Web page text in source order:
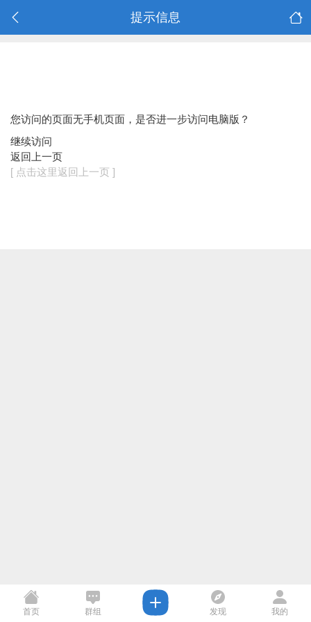
提示信息
您访问的页面无手机页面，是否进一步访问电脑版？
继续访问
返回上一页
[ 点击这里返回上一页 ]
首页 群组 发现 我的